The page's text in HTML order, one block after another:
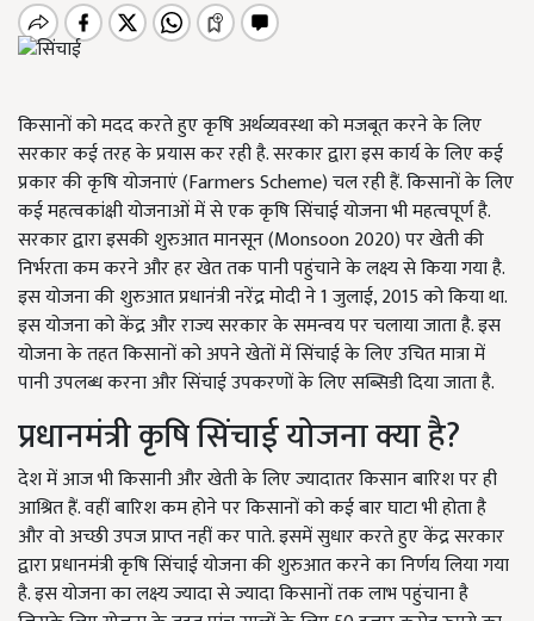
किसानों को मदद करते हुए कृषि अर्थव्यवस्था को मजबूत करने के लिए
सरकार कई तरह के प्रयास कर रही है. सरकार द्वारा इस कार्य के लिए कई
प्रकार की कृषि योजनाएं (Farmers Scheme) चल रही हैं. किसानों के लिए
कई महत्वकांक्षी योजनाओं में से एक कृषि सिंचाई योजना भी महत्वपूर्ण है.
सरकार द्वारा इसकी शुरुआत मानसून (Monsoon 2020) पर खेती की
निर्भरता कम करने और हर खेत तक पानी पहुंचाने के लक्ष्य से किया गया है.
इस योजना की शुरुआत प्रधानंत्री नरेंद्र मोदी ने 1 जुलाई, 2015 को किया था.
इस योजना को केंद्र और राज्य सरकार के समन्वय पर चलाया जाता है. इस
योजना के तहत किसानों को अपने खेतों में सिंचाई के लिए उचित मात्रा में
पानी उपलब्ध करना और सिंचाई उपकरणों के लिए सब्सिडी दिया जाता है.
प्रधानमंत्री कृषि सिंचाई योजना क्या है?
देश में आज भी किसानी और खेती के लिए ज्यादातर किसान बारिश पर ही
आश्रित हैं. वहीं बारिश कम होने पर किसानों को कई बार घाटा भी होता है
और वो अच्छी उपज प्राप्त नहीं कर पाते. इसमें सुधार करते हुए केंद्र सरकार
द्वारा प्रधानमंत्री कृषि सिंचाई योजना की शुरुआत करने का निर्णय लिया गया
है. इस योजना का लक्ष्य ज्यादा से ज्यादा किसानों तक लाभ पहुंचाना है